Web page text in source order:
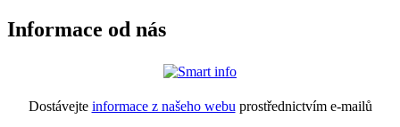
Informace od nás
Dostávejte informace z našeho webu prostřednictvím e-mailů